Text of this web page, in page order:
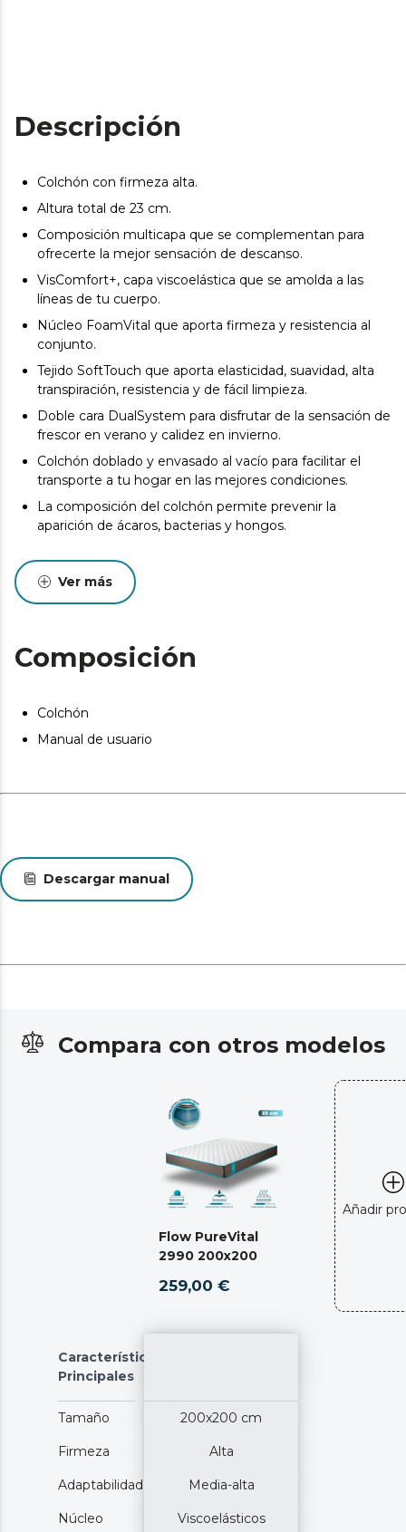
Descripción
Colchón con firmeza alta.
Altura total de 23 cm.
Composición multicapa que se complementan para
ofrecerte la mejor sensación de descanso.
VisComfort+, capa viscoelástica que se amolda a las
líneas de tu cuerpo.
Núcleo FoamVital que aporta firmeza y resistencia al
conjunto.
Tejido SoftTouch que aporta elasticidad, suavidad, alta
transpiración, resistencia y de fácil limpieza.
Doble cara DualSystem para disfrutar de la sensación de
frescor en verano y calidez en invierno.
Colchón doblado y envasado al vacío para facilitar el
transporte a tu hogar en las mejores condiciones.
La composición del colchón permite prevenir la
aparición de ácaros, bacterias y hongos.
asentamiento normal de las capas internas que oscila
entre +0/-2 o -3 (norma UNE-EN 1334:1996). Esta
circunstancia, totalmente normal, no da derecho a
Pueden existir leves diferencias entre el producto
mostrado y el entregado en cuanto a color, tejido o
la calidad ni a la utilidad del artículo.
Ver más
Composición
Colchón
Manual de usuario
Descargar manual
Compara con otros modelos
Flow PureVital
2990 200x200
259,00 €
Añadir
Características
Principales
Tamaño 200x200 cm
Firmeza Alta
Adaptabilidad Media-alta
Núcleo Viscoelásticos